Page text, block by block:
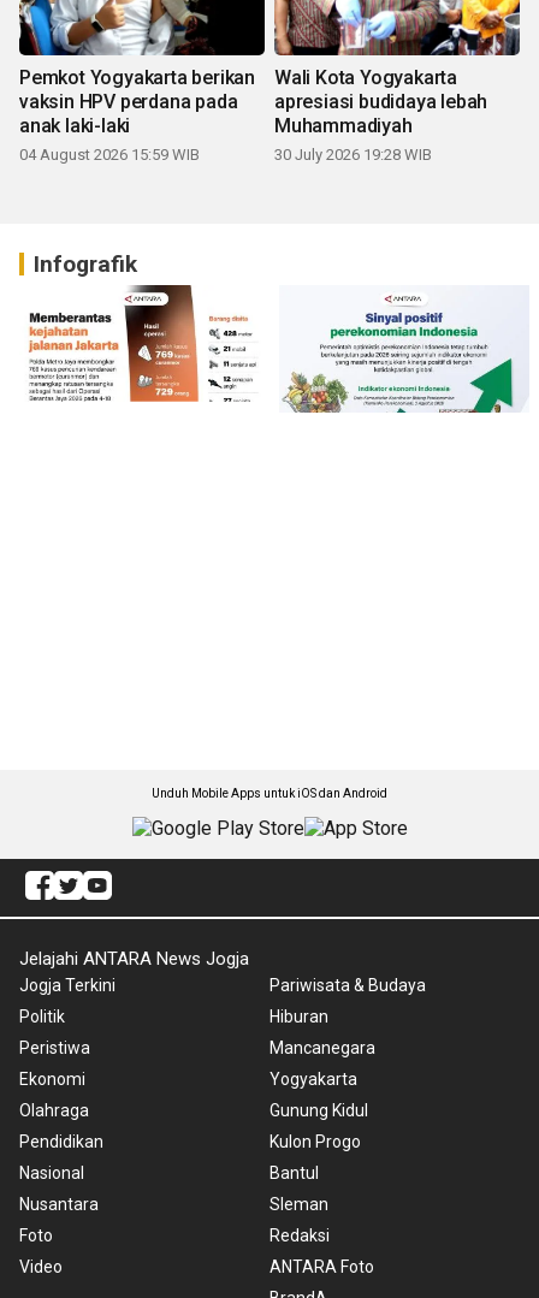
Pemkot Yogyakarta berikan
vaksin HPV perdana pada
anak laki-laki
04 August 2026 15:59 WIB
Wali Kota Yogyakarta
apresiasi budidaya lebah
Muhammadiyah
30 July 2026 19:28 WIB
Infografik
Unduh Mobile Apps untuk iOS dan Android
Jelajahi ANTARA News Jogja
Jogja Terkini
Politik
Peristiwa
Ekonomi
Olahraga
Pendidikan
Nasional
Nusantara
Foto
Video
Pariwisata & Budaya
Hiburan
Mancanegara
Yogyakarta
Gunung Kidul
Kulon Progo
Bantul
Sleman
Redaksi
ANTARA Foto